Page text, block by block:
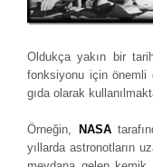
Oldukça yakın bir
fonksiyonu için önemli
gıda olarak
Örneğin, NASA
yıllarda astronotların